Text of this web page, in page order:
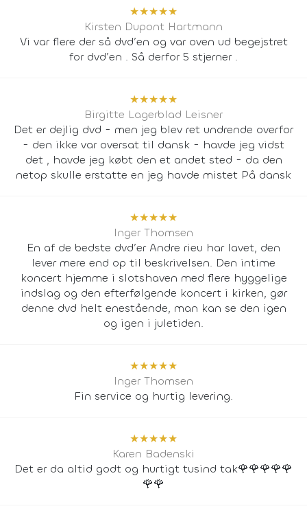
★★★★★
Kirsten Dupont Hartmann
Vi var flere der så dvd’en og var oven ud begejstret
for dvd’en . Så derfor 5 stjerner .
★★★★★
Birgitte Lagerblad Leisner
Det er dejlig dvd - men jeg blev ret undrende overfor
- den ikke var oversat til dansk - havde jeg vidst
det , havde jeg købt den et andet sted - da den
netop skulle erstatte en jeg havde mistet På dansk
★★★★★
Inger Thomsen
En af de bedste dvd’er Andre rieu har lavet, den
lever mere end op til beskrivelsen. Den intime
koncert hjemme i slotshaven med flere hyggelige
indslag og den efterfølgende koncert i kirken, gør
denne dvd helt enestående, man kan se den igen
og igen i juletiden.
★★★★★
Inger Thomsen
Fin service og hurtig levering.
★★★★★
Karen Badenski
Det er da altid godt og hurtigt tusind tak🌹🌹🌹🌹🌹
🌹🌹